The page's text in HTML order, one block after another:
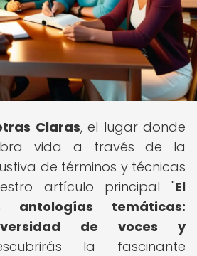
Claras, el lugar donde
vida a través de la
de términos y técnicas
artículo principal "El
temáticas:
de voces y
la fascinante